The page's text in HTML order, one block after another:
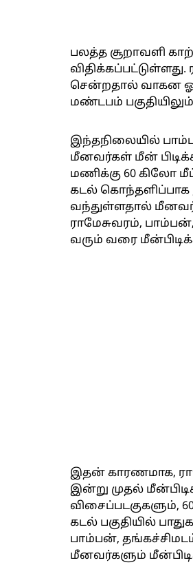
பலத்த சூறாவளி
சென்றதால் வாகன
மண்டபம்
இந்தநிலையில்
மீனவர்கள் மீன்
மணிக்கு 60 கிலோ
கடல் கொந்தளிப்பாக
வந்துள்ளதால்
ராமேசுவரம்,
வரும் வரை
இதன் காரணமாக,
இன்று முதல்
விசைப்படகுகளும்,
கடல் பகுதியில்
பாம்பன், தங்கச்சிமடம்
மீனவர்களும்